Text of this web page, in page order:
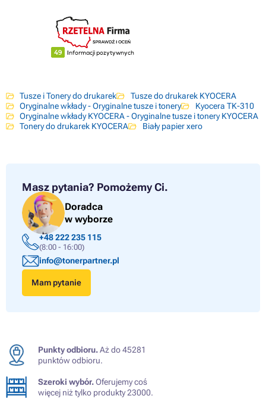
Tusze i Tonery do drukarek
Tusze do drukarek KYOCERA
Oryginalne wkłady - Oryginalne tusze i tonery
Kyocera TK-310
Oryginalne wkłady KYOCERA - Oryginalne tusze i tonery KYOCERA
Tonery do drukarek KYOCERA
Biały papier xero
Masz pytania? Pomożemy Ci.
Doradca
w wyborze
+48 222 235 115
(8:00 - 16:00)
info@tonerpartner.pl
Mam pytanie
Punkty odbioru.Aż do 45281
punktów odbioru.
Szeroki wybór.Oferujemy coś
więcej niż tylko produkty 23000.